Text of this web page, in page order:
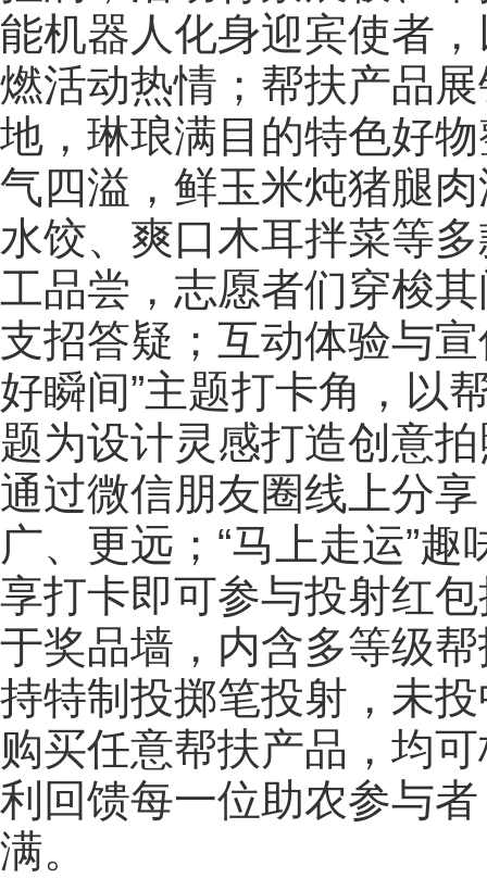
能机器人化身迎宾使者
燃活动热情；帮扶产品
地，琳琅满目的特色好
气四溢，鲜玉米炖猪腿
水饺、爽口木耳拌菜等
工品尝，志愿者们穿梭
支招答疑；互动体验与
好瞬间”主题打卡角，以
题为设计灵感打造创意
通过微信朋友圈线上分
广、更远；“马上走运”
享打卡即可参与投射红
于奖品墙，内含多等级
持特制投掷笔投射，未
购买任意帮扶产品，均
利回馈每一位助农参与
满。